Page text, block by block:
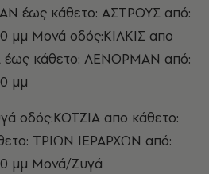
έως κάθετο: ΑΣΤΡΟΥΣ από:
μμ Μονά οδός:ΚΙΛΚΙΣ απο
έως κάθετο: ΛΕΝΟΡΜΑΝ από:
μμ
οδός:ΚΟΤΖΙΑ απο κάθετο:
ΤΡΙΩΝ ΙΕΡΑΡΧΩΝ από:
μμ Μονά/Ζυγά